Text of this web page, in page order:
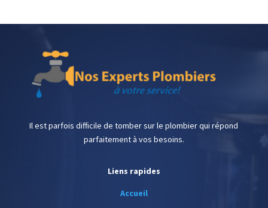
Il est parfois difficile de tomber sur le plombier qui répond
parfaitement à vos besoins.
Liens rapides
Accueil